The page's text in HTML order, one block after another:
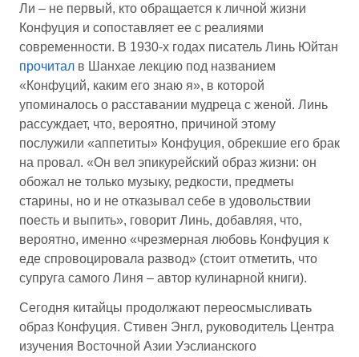
Ли – не первый, кто обращается к личной жизни
Конфуция и сопоставляет ее с реалиями
современности. В 1930-х годах писатель Линь Юйтан
прочитал в Шанхае лекцию под названием
«Конфуций, каким его знаю я», в которой
упоминалось о расставании мудреца с женой. Линь
рассуждает, что, вероятно, причиной этому
послужили «аппетиты» Конфуция, обрекшие его брак
на провал. «Он вел эпикурейский образ жизни: он
обожал не только музыку, редкости, предметы
старины, но и не отказывал себе в удовольствии
поесть и выпить», говорит Линь, добавляя, что,
вероятно, именно «чрезмерная любовь Конфуция к
еде спровоцировала развод» (стоит отметить, что
супруга самого Линя – автор кулинарной книги).
Сегодня китайцы продолжают переосмысливать
образ Конфуция. Стивен Энгл, руководитель Центра
изучения Восточной Азии Уэслианского